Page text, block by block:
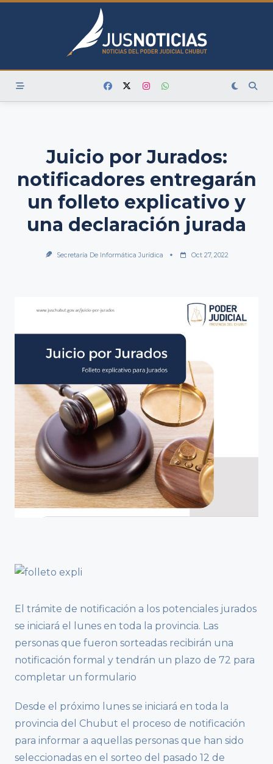
Skip
Juicio por Jurados:
notificadores entregarán
un folleto explicativo y
una declaración jurada
Secretaría De Informática Jurídica Oct 27, 2022
El trámite de notificación a los potenciales jurados
se iniciará el lunes en toda la provincia. Las
personas que fueron sorteadas recibirán una
notificación formal y tendrán un plazo de 72 para
completar un formulario
Desde el próximo lunes se iniciará en toda la
provincia del Chubut el proceso de notificación
para informar a aquellas personas que han sido
seleccionadas en el sorteo del pasado 12 de